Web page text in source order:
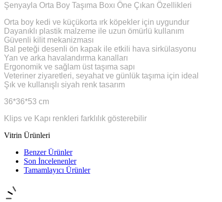
Şenyayla Orta Boy Taşıma Boxı Öne Çıkan Özellikleri
Orta boy kedi ve küçükorta ırk köpekler için uygundur
Dayanıklı plastik malzeme ile uzun ömürlü kullanım
Güvenli kilit mekanizması
Bal peteği desenli ön kapak ile etkili hava sirkülasyonu
Yan ve arka havalandırma kanalları
Ergonomik ve sağlam üst taşıma sapı
Veteriner ziyaretleri, seyahat ve günlük taşıma için ideal
Şık ve kullanışlı siyah renk tasarım
36*36*53 cm
Klips ve Kapı renkleri farklılık gösterebilir
Vitrin Ürünleri
Benzer Ürünler
Son İncelenenler
Tamamlayıcı Ürünler